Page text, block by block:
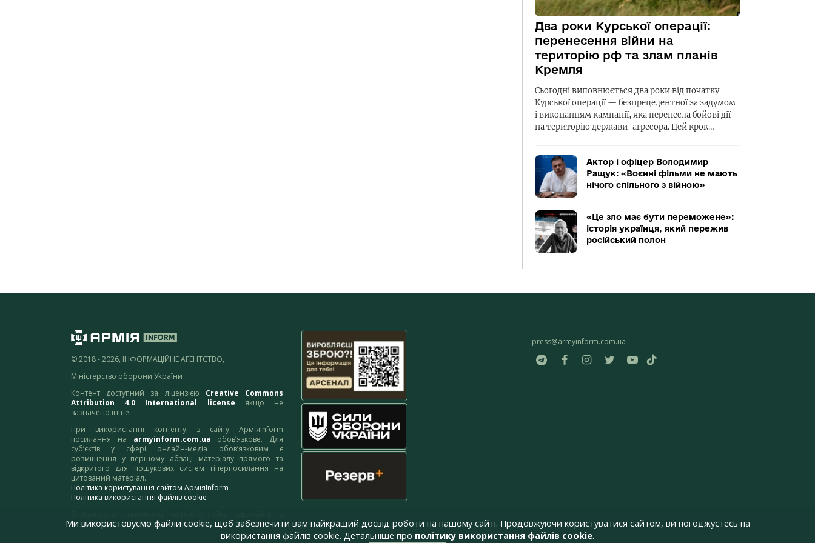
Два роки Курської операції:
перенесення війни на
територію рф та злам планів
Кремля
Сьогодні виповнюється два роки від початку
Курської операції — безпрецедентної за задумом
і виконанням кампанії, яка перенесла бойові дії
на територію держави-агресора. Цей крок…
Актор і офіцер Володимир
Ращук: «Воєнні фільми не мають
нічого спільного з війною»
«Це зло має бути переможене»:
історія українця, який пережив
російський полон
© 2018 - 2026, ІНФОРМАЦІЙНЕ АГЕНТСТВО,
Міністерство оборони України
Контент доступний за ліцензією Creative Commons
Attribution 4.0 International license якщо не
зазначено інше.
При використанні контенту з сайту АрміяInform
посилання на armyinform.com.ua обов’язкове. Для
суб’єктів у сфері онлайн-медіа обов’язковим є
розміщення у першому абзаці матеріалу прямого та
відкритого для пошукових систем гіперпосилання на
цитований матеріал.
Політика користування сайтом АрміяInform
Політика використання файлів cookie
адресу:webmaster@armyinform.com.ua
press@armyinform.com.ua
Ми використовуємо файли cookie, щоб забезпечити вам найкращий досвід роботи на нашому сайті. Продовжуючи користуватися сайтом, ви погоджуєтесь на
використання файлів cookie. Детальніше про політику використання файлів cookie.